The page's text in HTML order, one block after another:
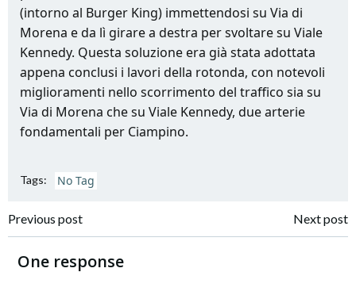
(intorno al Burger King) immettendosi su Via di
Morena e da lì girare a destra per svoltare su Viale
Kennedy. Questa soluzione era già stata adottata
appena conclusi i lavori della rotonda, con notevoli
miglioramenti nello scorrimento del traffico sia su
Via di Morena che su Viale Kennedy, due arterie
fondamentali per Ciampino.
Tags: No Tag
Post
navigation
Previous post
Post
Next post
One response